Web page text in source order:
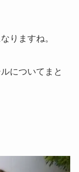
りますね。
についてまと